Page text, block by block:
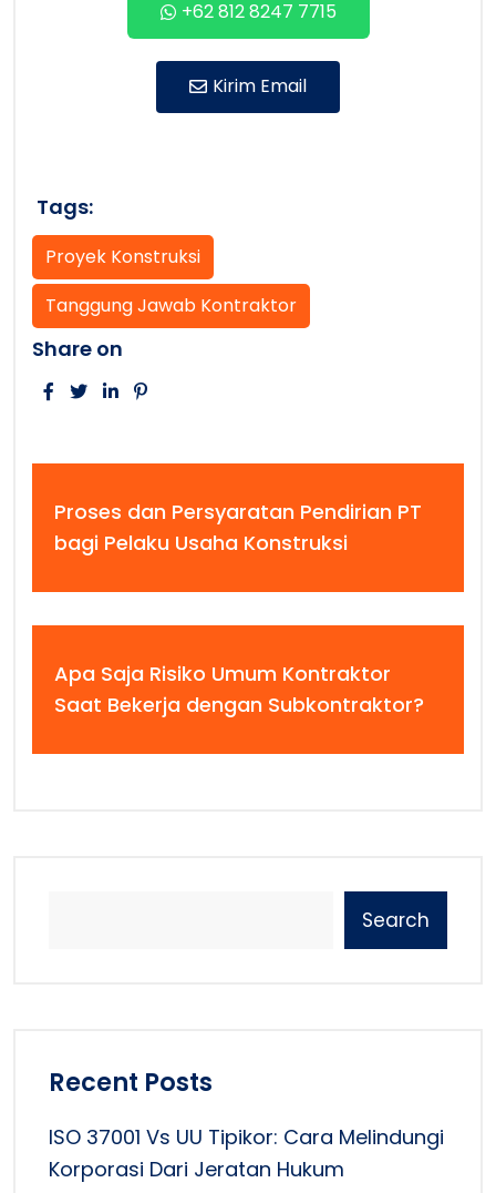
+62 812 8247 7715
Kirim Email
Tags:
Proyek Konstruksi
Tanggung Jawab Kontraktor
Share on
Proses dan Persyaratan Pendirian PT
bagi Pelaku Usaha Konstruksi
Apa Saja Risiko Umum Kontraktor
Saat Bekerja dengan Subkontraktor?
Search
Recent Posts
ISO 37001 Vs UU Tipikor: Cara Melindungi
Korporasi Dari Jeratan Hukum